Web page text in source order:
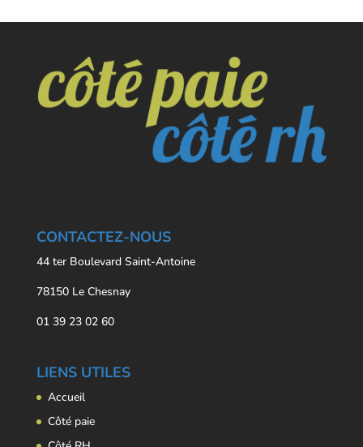
CONTACTEZ-NOUS
44 ter Boulevard Saint-Antoine
78150 Le Chesnay
01 39 23 02 60
LIENS UTILES
Accueil
Côté paie